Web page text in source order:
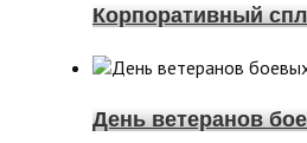
Корпоративный
День ветеранов